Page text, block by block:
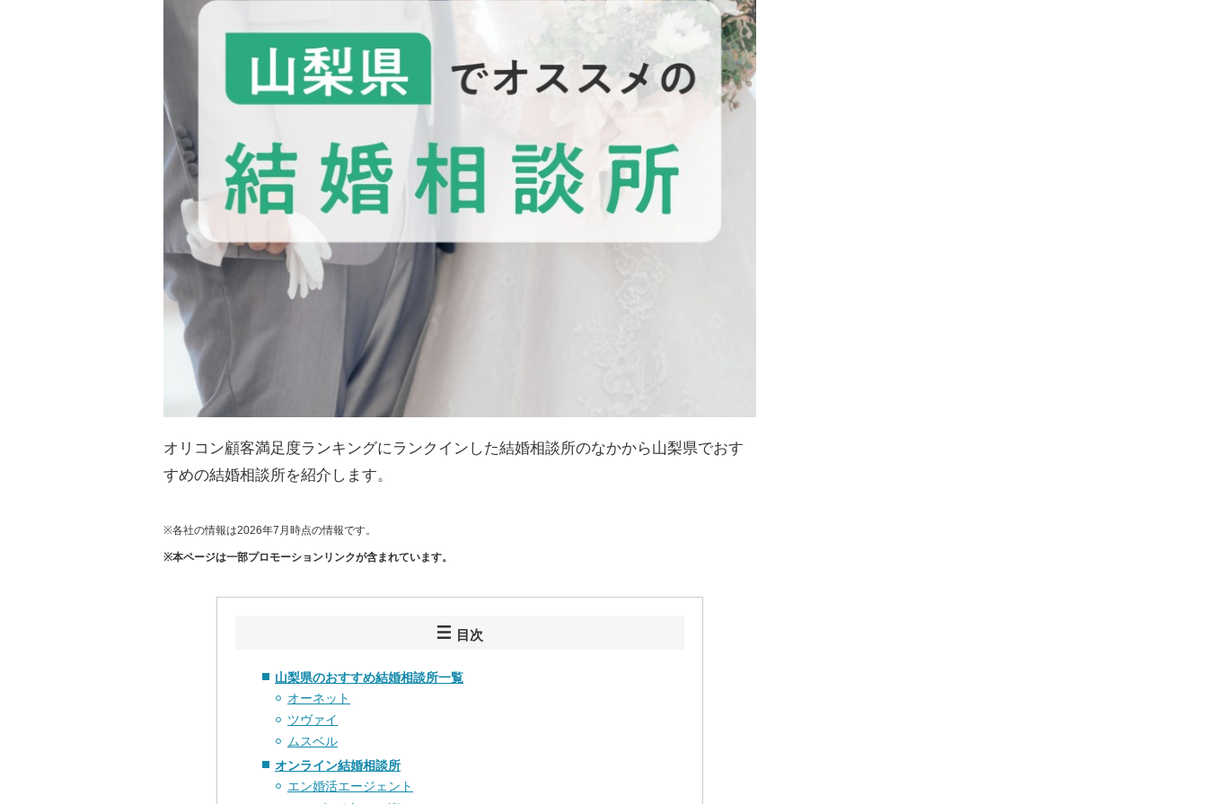
オリコン顧客満足度ランキングにランクインした結婚相談所のなかから山梨県でおす
すめの結婚相談所を紹介します。
※各社の情報は2026年7月時点の情報です。
※本ページは一部プロモーションリンクが含まれています。
目次
山梨県のおすすめ結婚相談所一覧
オーネット
ツヴァイ
ムスベル
オンライン結婚相談所
エン婚活エージェント